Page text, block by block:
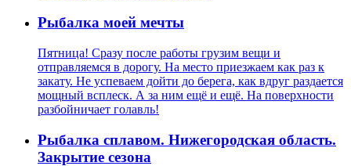
Рыбалка моей мечты
Пятница! Сразу после работы грузим вещи и
отправляемся в дорогу. На место приезжаем как раз к
закату. Не успеваем дойти до берега, как вдруг раздается
мощный всплеск. А за ним ещё и ещё. На поверхности
разбойничает голавль!
Рыбалка сплавом. Нижегородская область.
Закрытие сезона